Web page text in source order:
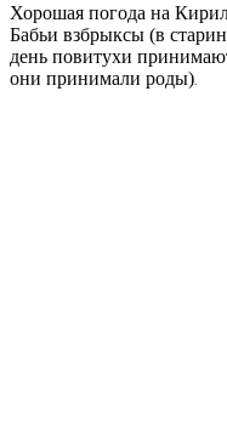
Хорошая погода на
Бабьи взбрыксы (в
день повитухи
они принимали роды)